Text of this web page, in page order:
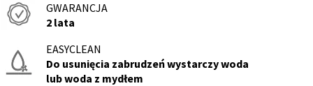
GWARANCJA
2 lata
EASYCLEAN
Do usunięcia zabrudzeń wystarczy woda
lub woda z mydłem